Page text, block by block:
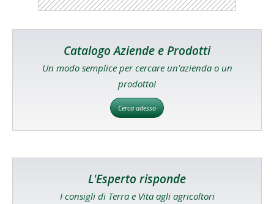
Catalogo Aziende e Prodotti
Un modo semplice per cercare un'azienda o un
prodotto!
Cerca adesso
L'Esperto risponde
I consigli di Terra e Vita agli agricoltori